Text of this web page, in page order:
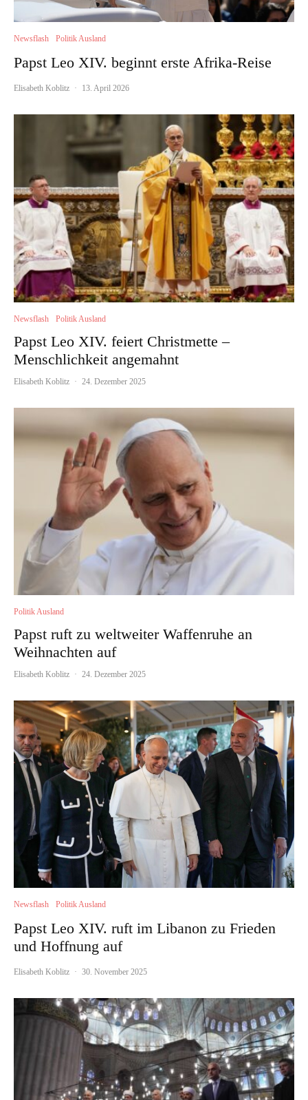
Newsflash Politik Ausland
Papst Leo XIV. beginnt erste Afrika-Reise
Elisabeth Koblitz · 13. April 2026
Newsflash Politik Ausland
Papst Leo XIV. feiert Christmette –
Menschlichkeit angemahnt
Elisabeth Koblitz · 24. Dezember 2025
Politik Ausland
Papst ruft zu weltweiter Waffenruhe an
Weihnachten auf
Elisabeth Koblitz · 24. Dezember 2025
Newsflash Politik Ausland
Papst Leo XIV. ruft im Libanon zu Frieden
und Hoffnung auf
Elisabeth Koblitz · 30. November 2025